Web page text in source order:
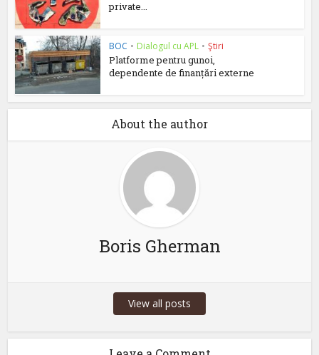
private...
BOC • Dialogul cu APL • Ştiri
Platforme pentru gunoi,
dependente de finanțări externe
About the author
Boris Gherman
View all posts